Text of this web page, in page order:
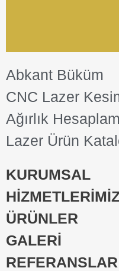
Abkant Büküm
CNC Lazer
Ağırlık
Lazer Ürün
KURUMSAL
ÜRÜNLER
GALERİ
REFERANSLAR